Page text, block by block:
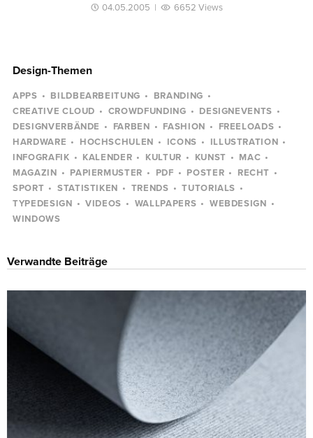
04.05.2005 | 6652 Views
Design-Themen
APPS BILDBEARBEITUNG
BRANDING
CREATIVE CLOUD
CROWDFUNDING
DESIGNEVENTS
DESIGNVERBÄNDE
FARBEN FASHION
FREELOADS
HARDWARE
HOCHSCHULEN ICONS
ILLUSTRATION
INFOGRAFIK
KALENDER KULTUR KUNST
MAC
MAGAZIN
PAPIERMUSTER PDF POSTER
RECHT
SPORT
STATISTIKEN TRENDS
TUTORIALS
TYPEDESIGN
VIDEOS WALLPAPERS
WEBDESIGN
WINDOWS
Verwandte Beiträge